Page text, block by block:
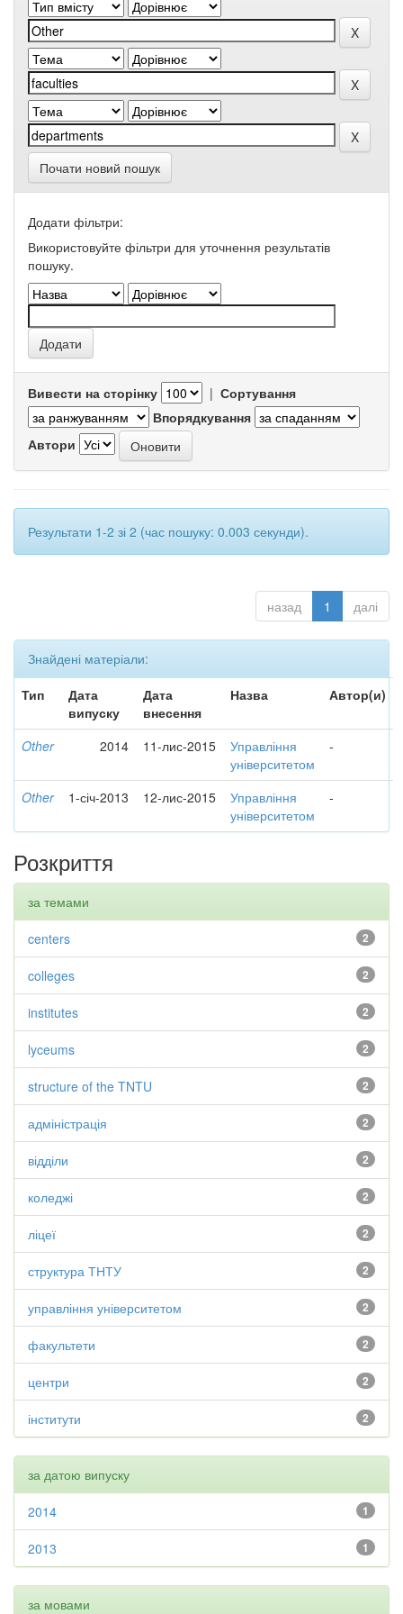
Почати новий пошук
Додати фільтри:
Використовуйте фільтри для уточнення результатів
пошуку.
Вивести на сторінку | Сортування
Впорядкування
Автори
Результати 1-2 зі 2 (час пошуку: 0.003 секунди).
назад 1 далі
Знайдені матеріали:
Тип
Дата
випуску
Дата
внесення
Назва Автор(и)
Other 2014 11-лис-2015
Управління
університетом
-
Other 1-січ-2013 12-лис-2015
Управління
університетом
-
Розкриття
за темами
2
centers
2
colleges
2
institutes
2
lyceums
2
structure of the TNTU
2
адміністрація
2
відділи
2
коледжі
2
ліцеї
2
структура ТНТУ
2
управління університетом
2
факультети
2
центри
2
інститути
за датою випуску
1
2014
1
2013
за мовами